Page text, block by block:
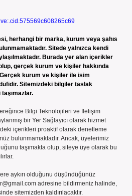
herhangi bir marka, kurum veya şahıs
Sitede yalnızca kendi
Burada yer alan içerikler
gerçek kurum ve kişiler hakkında
Gerçek kurum ve kişiler ile isim
Sitemizdeki bilgiler taslak
Bilgi Teknolojileri ve İletişim
bir Yer Sağlayıcı olarak hizmet
içerikleri proaktif olarak denetleme
bulunmamaktadır. Ancak, üyelerimiz
taşımakta olup, siteye üye olarak bu
aykırı olduğunu düşündüğünüz
adresine bildirmeniz halinde,
sitemizden kaldırılacaktır.